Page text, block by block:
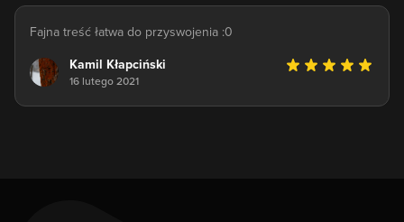
Fajna treść łatwa do przyswojenia :0
Kamil Kłapciński
16 lutego 2021